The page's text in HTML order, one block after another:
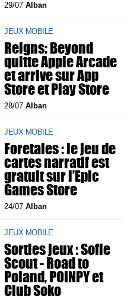
29/07Alban
JEUX MOBILE
Reigns: Beyond
quitte Apple Arcade
et arrive sur App
Store et Play Store
28/07Alban
JEUX MOBILE
Foretales : le jeu de
cartes narratif est
gratuit sur l’Epic
Games Store
24/07Alban
JEUX MOBILE
Sorties jeux : Sofie
Scout - Road to
Poland, POINPY et
Club Soko